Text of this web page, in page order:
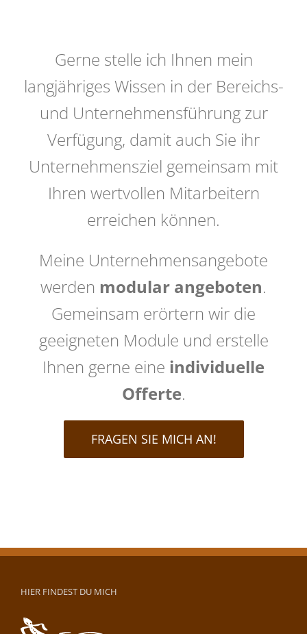
Gerne stelle ich Ihnen mein
langjähriges Wissen in der Bereichs-
und Unternehmensführung zur
Verfügung, damit auch Sie ihr
Unternehmensziel gemeinsam mit
Ihren wertvollen Mitarbeitern
erreichen können.
Meine Unternehmensangebote
werden modular angeboten.
Gemeinsam erörtern wir die
geeigneten Module und erstelle
Ihnen gerne eine individuelle
Offerte.
FRAGEN SIE MICH AN!
HIER FINDEST DU MICH